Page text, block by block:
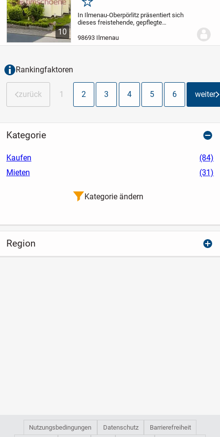
10
Merken
In Ilmenau-Oberpörlitz präsentiert sich
dieses freistehende, gepflegte
Paare oder Familien, die ruhiges Wohnen
mit einem angenehmen Grundstück und
98693 Ilmenau
Rankingfaktoren
zurück 1 2 3 4 5 6 weiter
Kategorie
Kaufen
(84)
Mieten
(31)
Kategorie ändern
Region
Nutzungsbedingungen Datenschutz Barrierefreiheit